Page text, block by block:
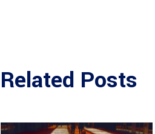
Related Posts